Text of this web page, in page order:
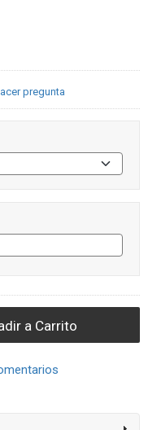
pregunta
a Carrito